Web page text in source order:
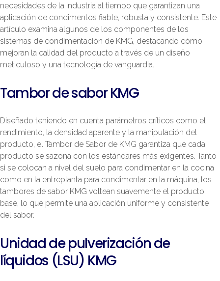
necesidades de la industria al tiempo que garantizan una
aplicación de condimentos fiable, robusta y consistente. Este
artículo examina algunos de los componentes de los
sistemas de condimentación de KMG, destacando cómo
mejoran la calidad del producto a través de un diseño
meticuloso y una tecnología de vanguardia.
Tambor de sabor KMG
Diseñado teniendo en cuenta parámetros críticos como el
rendimiento, la densidad aparente y la manipulación del
producto, el Tambor de Sabor de KMG garantiza que cada
producto se sazona con los estándares más exigentes. Tanto
si se colocan a nivel del suelo para condimentar en la cocina
como en la entreplanta para condimentar en la máquina, los
tambores de sabor KMG voltean suavemente el producto
base, lo que permite una aplicación uniforme y consistente
del sabor.
Unidad de pulverización de
líquidos (LSU) KMG